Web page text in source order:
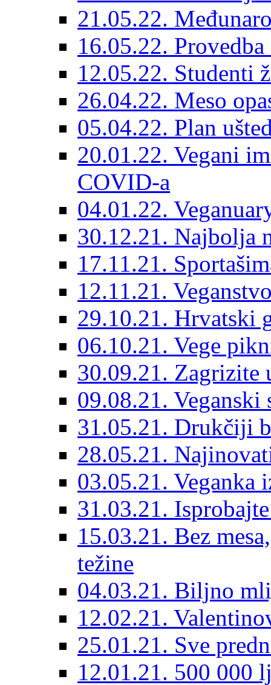
21.05.22.
16.05.22.
12.05.22. Studenti
26.04.22. Meso
05.04.22. Plan
20.01.22. Vegani
COVID-a
04.01.22.
30.12.21. Najbolja
17.11.21.
12.11.21.
29.10.21. Hrvatski
06.10.21. Vege
30.09.21. Zagrizite
09.08.21. Veganski
31.05.21. Drukčiji
28.05.21.
03.05.21. Veganka
31.03.21.
15.03.21. Bez
težine
04.03.21. Biljno
12.02.21.
25.01.21. Sve
12.01.21. 500 000